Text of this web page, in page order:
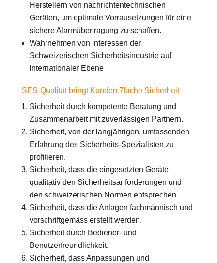
Herstellern von nachrichtentechnischen
Geräten, um optimale Vorrausetzungen für eine
sichere Alarmübertragung zu schaffen.
Wahrnehmen von Interessen der
Schweizerischen Sicherheitsindustrie auf
internationaler Ebene
SES-Qualität bringt Kunden 7fache Sicherheit
Sicherheit durch kompetente Beratung und
Zusammenarbeit mit zuverlässigen Partnern.
Sicherheit, von der langjährigen, umfassenden
Erfahrung des Sicherheits-Spezialisten zu
profitieren.
Sicherheit, dass die eingesetzten Geräte
qualitativ den Sicherheitsanforderungen und
den schweizerischen Normen entsprechen.
Sicherheit, dass die Anlagen fachmännisch und
vorschriftgemäss erstellt werden.
Sicherheit durch Bediener- und
Benutzerfreundlichkeit.
Sicherheit, dass Anpassungen und